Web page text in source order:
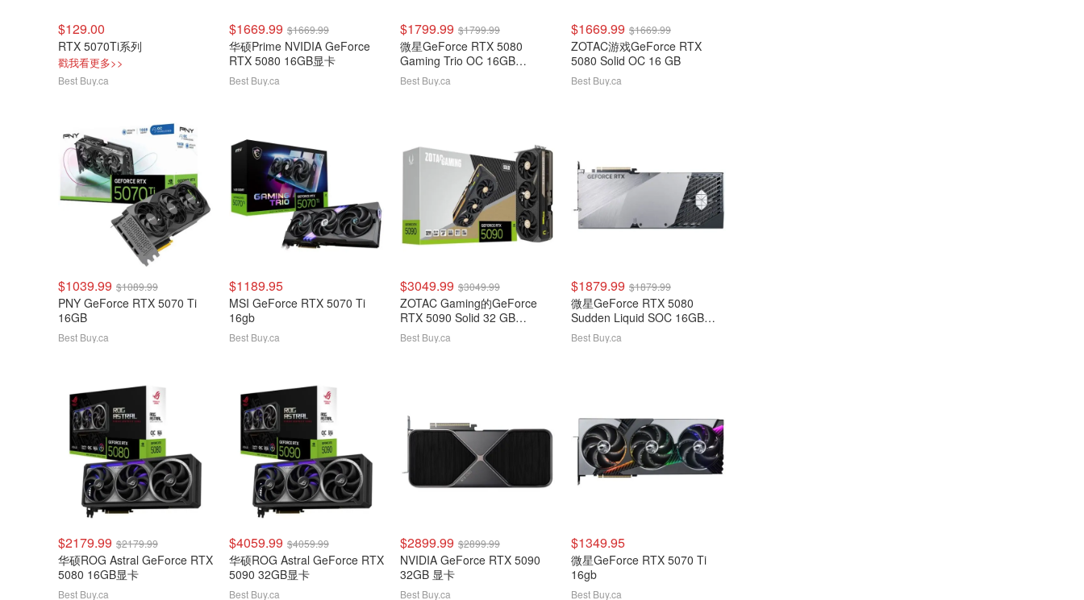
$129.00
RTX 5070Ti系列
戳我看更多>>
Best Buy.ca
$1669.99 $1669.99
华硕Prime NVIDIA GeForce
RTX 5080 16GB显卡
Best Buy.ca
$1799.99 $1799.99
微星GeForce RTX 5080
Gaming Trio OC 16GB
GDDR7显卡
Best Buy.ca
$1669.99 $1669.99
ZOTAC游戏GeForce RTX
5080 Solid OC 16 GB
Best Buy.ca
$1039.99 $1089.99
PNY GeForce RTX 5070 Ti
16GB
Best Buy.ca
$1189.95
MSI GeForce RTX 5070 Ti
16gb
Best Buy.ca
$3049.99 $3049.99
ZOTAC Gaming的GeForce
RTX 5090 Solid 32 GB
GDDR7视频卡
Best Buy.ca
$1879.99 $1879.99
微星GeForce RTX 5080
Sudden Liquid SOC 16GB
GDDR7显卡
Best Buy.ca
$2179.99 $2179.99
华硕ROG Astral GeForce RTX
5080 16GB显卡
Best Buy.ca
$4059.99 $4059.99
华硕ROG Astral GeForce RTX
5090 32GB显卡
Best Buy.ca
$2899.99 $2899.99
NVIDIA GeForce RTX 5090
32GB 显卡
Best Buy.ca
$1349.95
微星GeForce RTX 5070 Ti
16gb
Best Buy.ca